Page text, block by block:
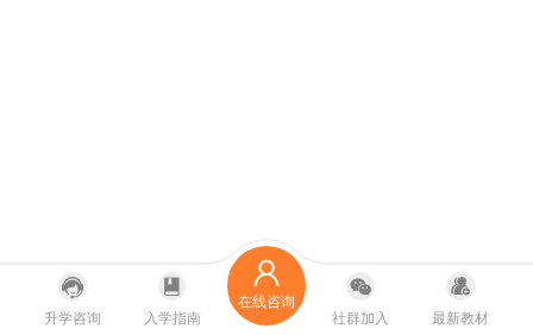
升学咨询 入学指南
在线咨询
社群加入
最新教材